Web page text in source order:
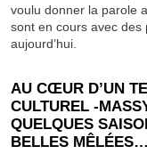
voulu donner la parole
sont en cours avec
aujourd’hui.
AU CŒUR D’UN
CULTUREL -
QUELQUES
BELLES MÊLÉES…